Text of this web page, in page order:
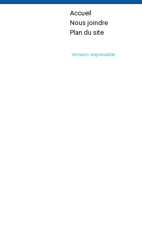
Accueil
Nous joindre
Plan du site
Version imprimable